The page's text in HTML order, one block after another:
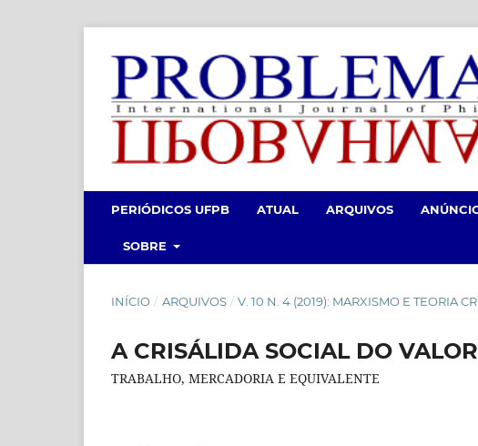
PERIÓDICOS UFPB ATUAL ARQUIVOS
SOBRE
INÍCIO / ARQUIVOS / V. 10 N. 4 (2019): MARXISMO E TEORIA
A CRISÁLIDA SOCIAL DO
TRABALHO, MERCADORIA E EQUIVALENTE